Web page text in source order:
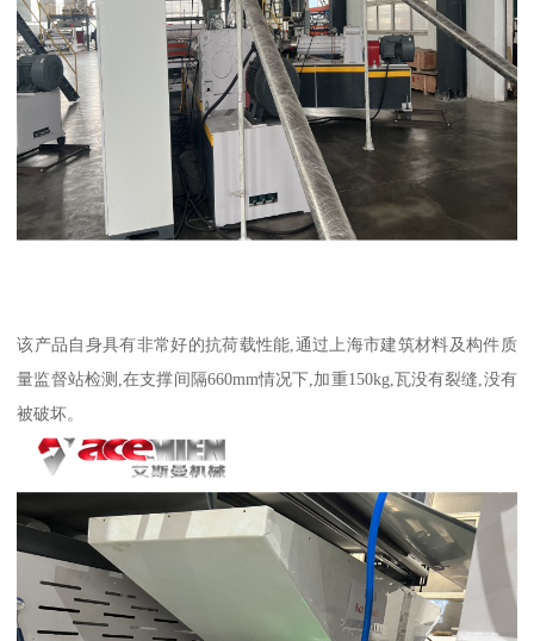
该产品自身具有非常好的抗荷载性能,通过上海市建筑材料及构件质
量监督站检测,在支撑间隔660mm情况下,加重150kg,瓦没有裂缝,没有
被破坏。